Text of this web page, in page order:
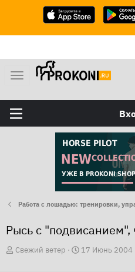
М
н
ю
Работа с лошадью: тренировки,
Рысь с "подвисанием",
А
Свежий ветер
Д17 Июнь 2004